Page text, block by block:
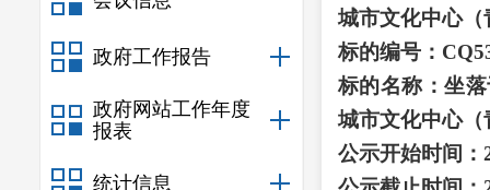
政府工作报告
政府网站工作年度
报表
统计信息
城市文化中心
标的编号：
标的名称：坐
城市文化中心
公示开始时间：